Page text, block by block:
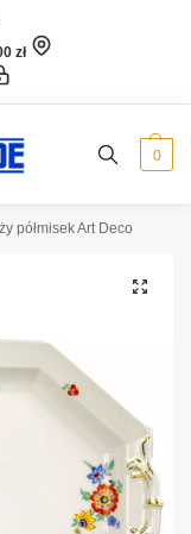
zł
0
półmisek Art Deco